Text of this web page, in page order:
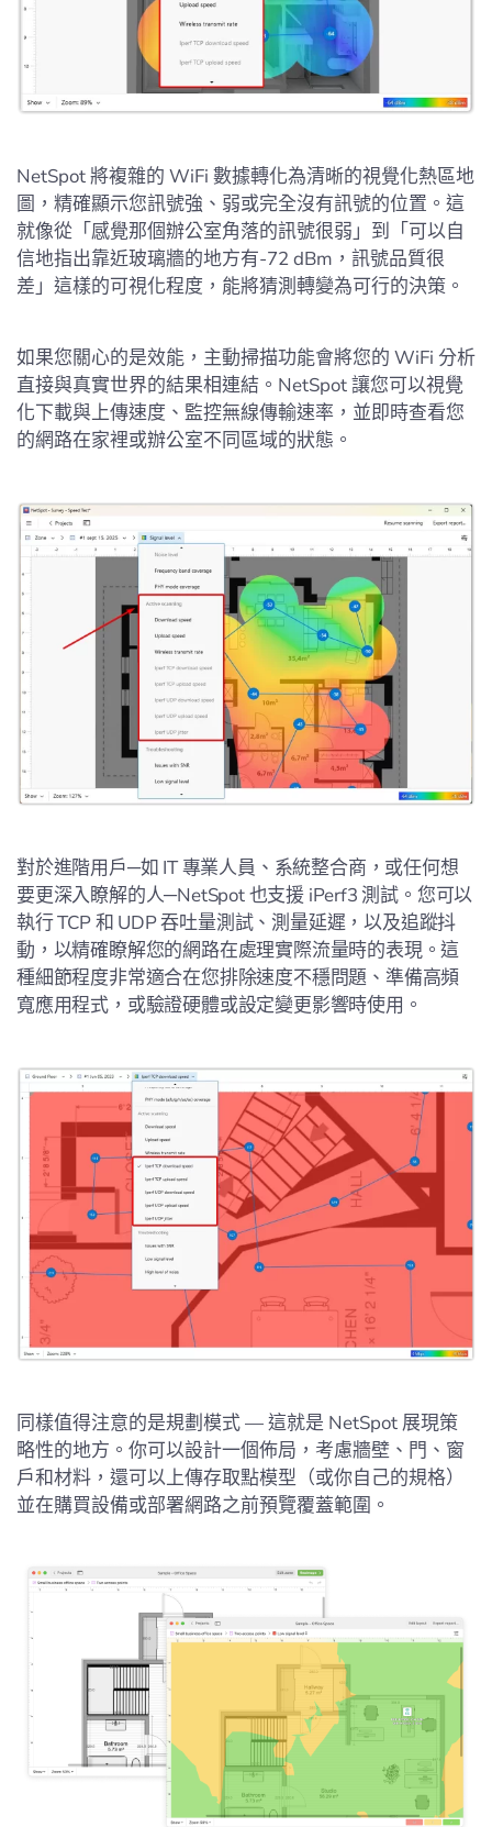
NetSpot 將複雜的 WiFi 數據轉化為清晰的視覺化熱區地
圖，精確顯示您訊號強、弱或完全沒有訊號的位置。這
就像從「感覺那個辦公室角落的訊號很弱」到「可以自
信地指出靠近玻璃牆的地方有-72 dBm，訊號品質很
差」這樣的可視化程度，能將猜測轉變為可行的決策。
如果您關心的是效能，主動掃描功能會將您的 WiFi 分析
直接與真實世界的結果相連結。NetSpot 讓您可以視覺
化下載與上傳速度、監控無線傳輸速率，並即時查看您
的網路在家裡或辦公室不同區域的狀態。
對於進階用戶─如 IT 專業人員、系統整合商，或任何想
要更深入瞭解的人─NetSpot 也支援 iPerf3 測試。您可以
執行 TCP 和 UDP 吞吐量測試、測量延遲，以及追蹤抖
動，以精確瞭解您的網路在處理實際流量時的表現。這
種細節程度非常適合在您排除速度不穩問題、準備高頻
寬應用程式，或驗證硬體或設定變更影響時使用。
同樣值得注意的是規劃模式 — 這就是 NetSpot 展現策
略性的地方。你可以設計一個佈局，考慮牆壁、門、窗
戶和材料，還可以上傳存取點模型（或你自己的規格）
並在購買設備或部署網路之前預覽覆蓋範圍。